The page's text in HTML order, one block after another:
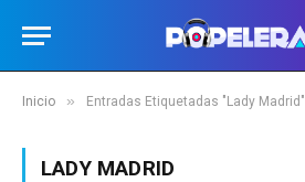
Inicio » Entradas Etiquetadas "Lady Madrid"
LADY MADRID